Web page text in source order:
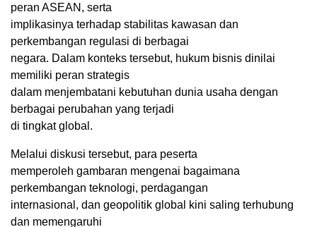
peran ASEAN, serta
implikasinya terhadap stabilitas kawasan dan
perkembangan regulasi di berbagai
negara. Dalam konteks tersebut, hukum bisnis dinilai
memiliki peran strategis
dalam menjembatani kebutuhan dunia usaha dengan
berbagai perubahan yang terjadi
di tingkat global.
Melalui diskusi tersebut, para peserta
memperoleh gambaran mengenai bagaimana
perkembangan teknologi, perdagangan
internasional, dan geopolitik global kini saling terhubung
dan memengaruhi